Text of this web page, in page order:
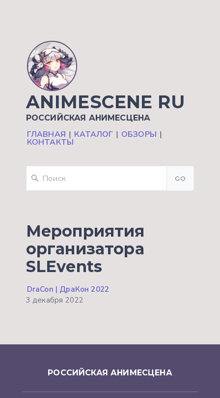
ANIMESCENE RU
РОССИЙСКАЯ АНИМЕСЦЕНА
ГЛАВНАЯ | КАТАЛОГ | ОБЗОРЫ |
КОНТАКТЫ
GO
Мероприятия
организатора
SLEvents
DraCon | ДраКон 2022
3 декабря 2022
РОССИЙСКАЯ АНИМЕСЦЕНА